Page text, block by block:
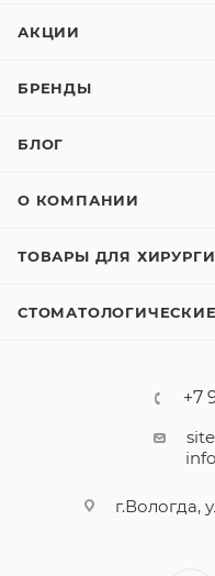
АКЦИИ
БРЕНДЫ
БЛОГ
О КОМПАНИИ
ТОВАРЫ ДЛЯ
+7
г.Вологда,